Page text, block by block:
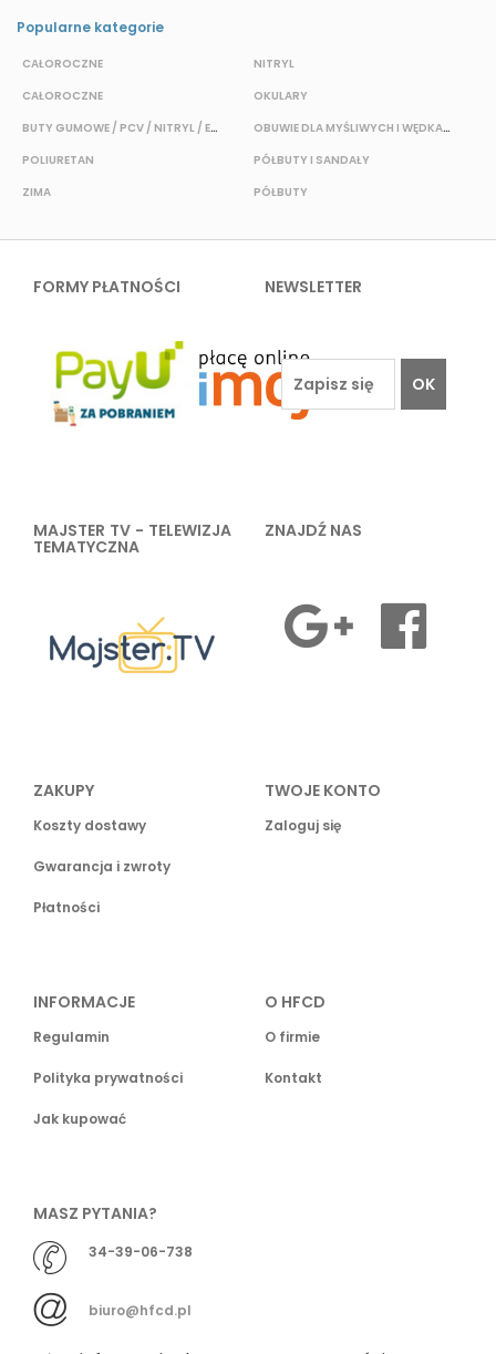
Popularne kategorie
CAŁOROCZNE
CAŁOROCZNE
BUTY GUMOWE / PCV / NITRYL / EVA
POLIURETAN
ZIMA
NITRYL
OKULARY
OBUWIE DLA MYŚLIWYCH I WĘDKARZY
PÓŁBUTY I SANDAŁY
PÓŁBUTY
FORMY PŁATNOŚCI NEWSLETTER
OK
MAJSTER TV - TELEWIZJA
TEMATYCZNA
ZNAJDŹ NAS
ZAKUPY
Koszty dostawy
Gwarancja i zwroty
Płatności
TWOJE KONTO
Zaloguj się
INFORMACJE
Regulamin
Polityka prywatności
Jak kupować
O HFCD
O firmie
Kontakt
MASZ PYTANIA?
34-39-06-738
biuro@hfcd.pl